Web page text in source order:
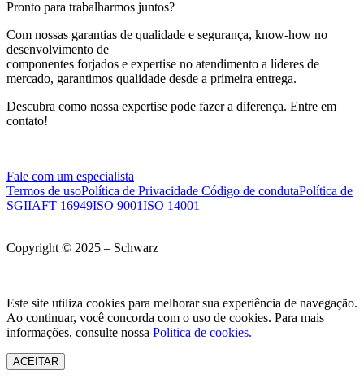
Pronto para trabalharmos juntos?
Com nossas garantias de qualidade e segurança, know-how no
desenvolvimento de
componentes forjados e expertise no atendimento a líderes de
mercado, garantimos qualidade desde a primeira entrega.
Descubra como nossa expertise pode fazer a diferença. Entre em
contato!
Fale com um especialista
Termos de usoPolítica de Privacidade Código de condutaPolítica de
SGIIAFT 16949ISO 9001ISO 14001
Copyright © 2025 – Schwarz
Este site utiliza cookies para melhorar sua experiência de navegação.
Ao continuar, você concorda com o uso de cookies. Para mais
informações, consulte nossa Politica de cookies.
ACEITAR